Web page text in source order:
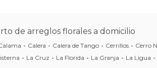
de arreglos florales a domicilio
- Calera - Calera de Tango - Cerrillos - Cerro
- La Cruz - La Florida - La Granja - La Ligua -